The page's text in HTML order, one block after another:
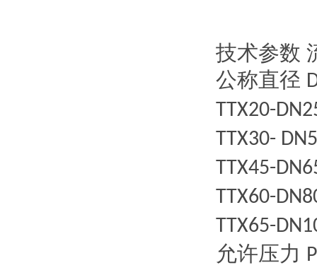
技术参数
公称直径
TTX20-
TTX30-
TTX45-
TTX60-
TTX65-
允许压力